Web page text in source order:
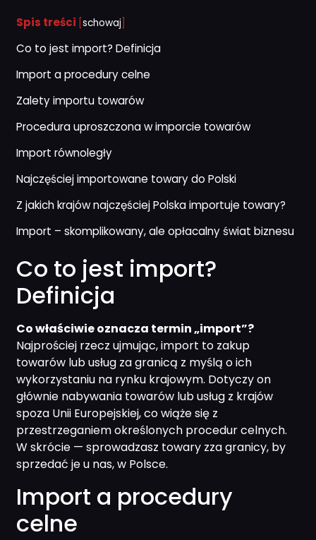
Spis treści [schowaj
Co to jest import? Definicja
Import a procedury celne
Zalety importu towarów
Procedura uproszczona w imporcie towarów
Import równoległy
Najczęściej importowane towary do Polski
Z jakich krajów najczęściej Polska importuje towary?
Import – skomplikowany, ale opłacalny świat biznesu
Co to jest import?
Definicja
Co właściwie oznacza termin „import”?
Najprościej rzecz ujmując, import to zakup
towarów lub usług za granicą z myślą o ich
wykorzystaniu na rynku krajowym. Dotyczy on
głównie nabywania towarów lub usług z krajów
spoza Unii Europejskiej, co wiąże się z
przestrzeganiem określonych procedur celnych.
W skrócie — sprowadzasz towary zza granicy, by
sprzedać je u nas, w Polsce.
Import a procedury
celne